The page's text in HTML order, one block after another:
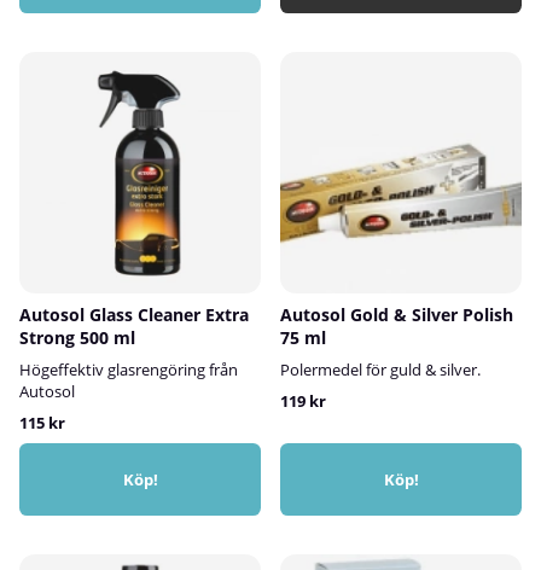
Autosol Glass Cleaner Extra
Strong 500 ml
Högeffektiv glasrengöring från
Autosol
115 kr
Köp!
Autosol Gold & Silver Polish
75 ml
Polermedel för guld & silver.
119 kr
Köp!